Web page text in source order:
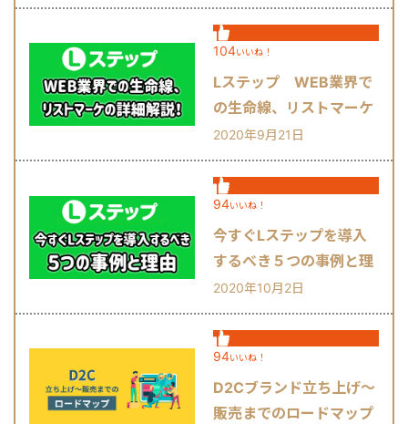
104いいね！
Lステップ WEB業界で
の生命線、リストマーケ
の詳細解説！
2020年9月21日
94いいね！
今すぐLステップを導入
するべき５つの事例と理
由
2020年10月2日
94いいね！
D2Cブランド立ち上げ～
販売までのロードマップ